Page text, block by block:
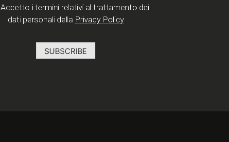
Accetto i termini relativi al trattamento dei
dati personali della Privacy Policy